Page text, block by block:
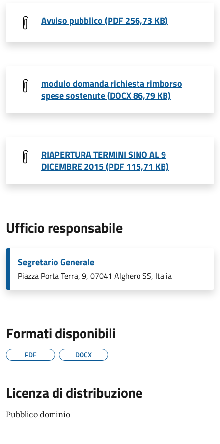
Avviso pubblico (PDF 256,73 KB)
modulo domanda richiesta rimborso
spese sostenute (DOCX 86,79 KB)
RIAPERTURA TERMINI SINO AL 9
DICEMBRE 2015 (PDF 115,71 KB)
Ufficio responsabile
Segretario Generale
Piazza Porta Terra, 9, 07041 Alghero SS, Italia
Formati disponibili
PDF DOCX
Licenza di distribuzione
Pubblico dominio